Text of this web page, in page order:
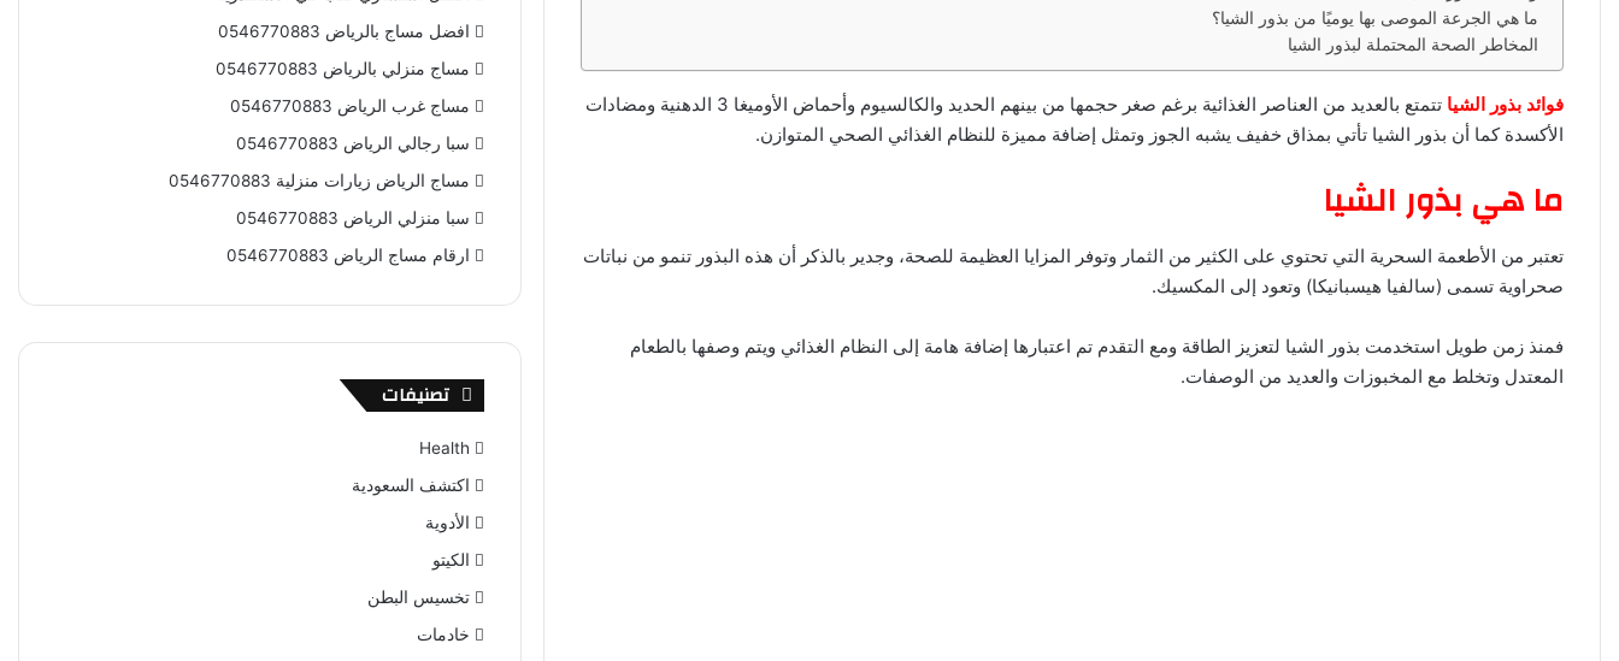
و
ما هي الجرعة الموصى بها يوميًا من بذور الشيا؟
المخاطر الصحة المحتملة لبذور الشيا
فوائد بذور الشيا
تتمتع بالعديد من العناصر الغذائية برغم صغر حجمها من بينهم الحديد والكالسيوم وأحماض الأوميغا 3 الدهنية ومضادات
الأكسدة كما أن بذور الشيا تأتي بمذاق خفيف يشبه الجوز وتمثل إضافة مميزة للنظام الغذائي الصحي المتوازن.
ما هي بذور الشيا
تعتبر من الأطعمة السحرية التي تحتوي على الكثير من الثمار وتوفر المزايا العظيمة للصحة، وجدير بالذكر أن هذه البذور تنمو من نباتات
صحراوية تسمى (سالفيا هيسبانيكا) وتعود إلى المكسيك.
فمنذ زمن طويل استخدمت بذور الشيا لتعزيز الطاقة ومع التقدم تم اعتبارها إضافة هامة إلى النظام الغذائي ويتم وصفها بالطعام
المعتدل وتخلط مع المخبوزات والعديد من الوصفات.
افضل مساج بالرياض 0546770883
مساج منزلي بالرياض 0546770883
مساج غرب الرياض 0546770883
سبا رجالي الرياض 0546770883
مساج الرياض زيارات منزلية 0546770883
سبا منزلي الرياض 0546770883
ارقام مساج الرياض 0546770883
تصنيفات
Health
اكتشف السعودية
الأدوية
الكيتو
تخسيس البطن
خادمات